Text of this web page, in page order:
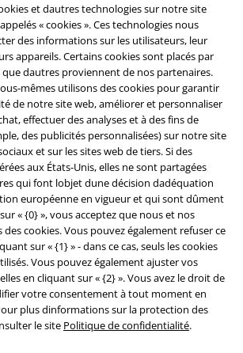
et dautres technologies sur notre site
« cookies ». Ces technologies nous
des informations sur les utilisateurs, leur
appareils. Certains cookies sont placés par
dautres proviennent de nos partenaires.
mêmes utilisons des cookies pour garantir
de notre site web, améliorer et personnaliser
effectuer des analyses et à des fins de
des publicités personnalisées) sur notre site
et sur les sites web de tiers. Si des
aux États-Unis, elles ne sont partagées
qui font lobjet dune décision dadéquation
européenne en vigueur et qui sont dûment
« {0} », vous acceptez que nous et nos
cookies. Vous pouvez également refuser ce
sur « {1} » - dans ce cas, seuls les cookies
Vous pouvez également ajuster vos
en cliquant sur « {2} ». Vous avez le droit de
votre consentement à tout moment en
plus dinformations sur la protection des
le site Politique de confidentialité.
et protection de l'environnement